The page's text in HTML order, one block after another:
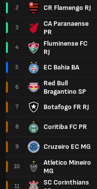
2 CR Flamengo RJ
3
CA Paranaense
PR
4
Fluminense FC
RJ
5 EC Bahia BA
6
Red Bull
Bragantino SP
7 Botafogo FR RJ
8 Coritiba FC PR
9 Cruzeiro EC MG
10
Atletico Mineiro
MG
11
SC Corinthians